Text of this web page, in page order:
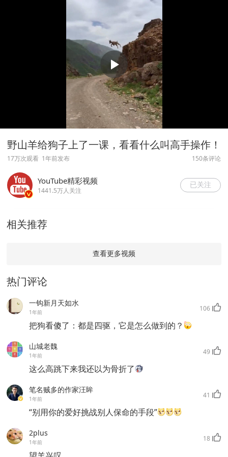
野山羊给狗子上了一课，看看什么叫高手操作！
17万次观看 1年前发布 150条评论
YouTube精彩视频
1441.5万人关注
已关注
相关推荐
查看更多视频
热门评论
一钩新月天如水
1年前 106
把狗看傻了：都是四驱，它是怎么做到的？
山城老魏
1年前 49
这么高跳下来我还以为骨折了
笔名贼多的作家汪眸
1年前 41
“别用你的爱好挑战别人保命的手段”
2plus
1年前 18